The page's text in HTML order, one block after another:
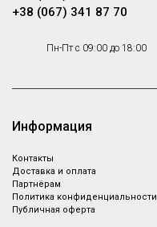
для машин Серии 600 и 500
+38 (067) 341 87 70
Пн-Пт с 09:00 до 18:00
Информация
Контакты
Доставка и оплата
Партнёрам
Политика конфиденциальности
Публичная оферта